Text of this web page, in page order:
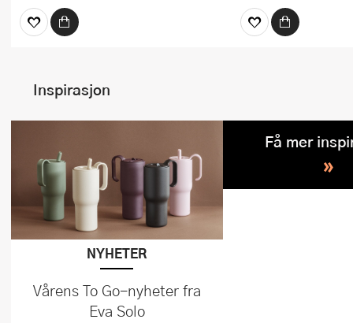
Inspirasjon
NYHETER
Vårens To Go-nyheter fra
Eva Solo
Få mer
»